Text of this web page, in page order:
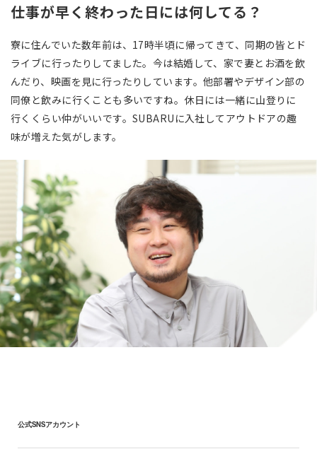
仕事が早く終わった日には何してる？
寮に住んでいた数年前は、17時半頃に帰ってきて、同期の皆とド
ライブに行ったりしてました。今は結婚して、家で妻とお酒を飲
んだり、映画を見に行ったりしています。他部署やデザイン部の
同僚と飲みに行くことも多いですね。休日には一緒に山登りに
行くくらい仲がいいです。SUBARUに入社してアウトドアの趣
味が増えた気がします。
公式SNSアカウント